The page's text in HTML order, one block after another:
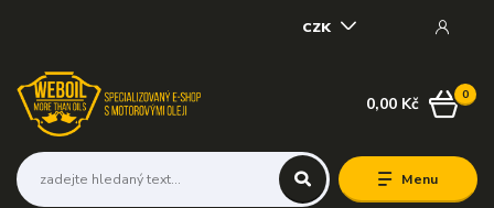
Menu
CZK
0
0,00 Kč